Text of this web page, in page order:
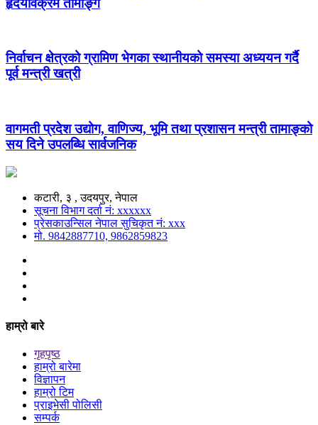
हृदयविक्रम तामाङ्ग
निर्वाचन क्षेत्रको ग्रामिण भेगका स्थानीयको समस्या अध्ययन गर्दै
पूर्व मन्त्री खत्री
वागमती प्रदेश उद्योग, वाणिज्य, भूमि तथा प्रशासन मन्त्री तामाङ्को
सय दिने उपलब्धि सार्वजनिक
कटारी, ३ , उदयपुर, नेपाल
सूचना विभाग दर्ता नं: xxxxxx
प्रेसकाउन्सिल नेपाल सुचिकृत नं: xxx
मो. 9842887710, 9862859823
हाम्रो बारे
गृहपृष्ठ
हाम्रो बारेमा
विज्ञापन
हाम्रो टिम
प्राइभेसी पोलिसी
सम्पर्क